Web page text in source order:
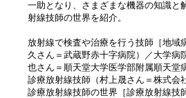
一助となり、さまざまな機器の知識と
射線技師の世界を紹介。
放射線で検査や治療を行う技師［地域
久さん＝武蔵野赤十字病院）／大学病
也さん＝順天堂大学医学部附属順天堂
診療放射線技師（村上晟さん＝株式会
診療放射線技師の世界［診療放射線技